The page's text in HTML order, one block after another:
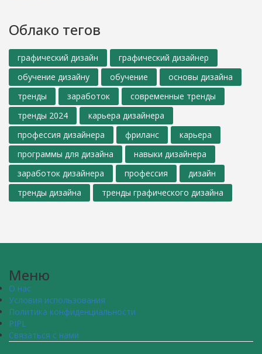
Облако тегов
графический дизайн
графический дизайнер
обучение дизайну
обучение
основы дизайна
тренды
заработок
современные тренды
тренды 2024
карьера дизайнера
профессия дизайнера
фриланс
карьера
программы для дизайна
навыки дизайнера
заработок дизайнера
профессия
дизайн
тренды дизайна
тренды графического дизайна
Меню
О нас
Условия использования
Политика конфиденциальности
PIPL
Связаться с нами